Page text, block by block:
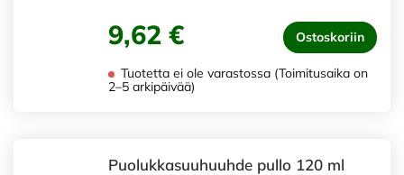
9,62 € Ostoskoriin
Tuotetta ei ole varastossa (Toimitusaika on
2–5 arkipäivää)
Puolukkasuuhuuhde pullo 120 ml